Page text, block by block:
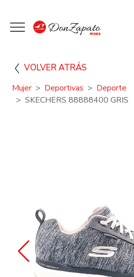
VOLVER ATRÁS
Mujer Deportivas
Deporte
SKECHERS 88888400 GRIS